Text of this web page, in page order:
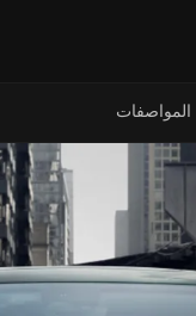
المواصفات